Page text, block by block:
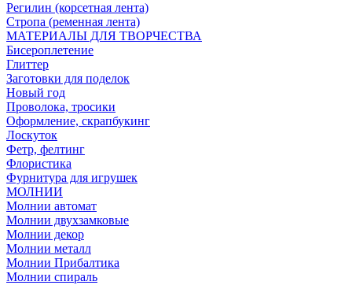
Регилин (корсетная лента)
Стропа (ременная лента)
МАТЕРИАЛЫ ДЛЯ ТВОРЧЕСТВА
Бисероплетение
Глиттер
Заготовки для поделок
Новый год
Проволока, тросики
Оформление, скрапбукинг
Лоскуток
Фетр, фелтинг
Флористика
Фурнитура для игрушек
МОЛНИИ
Молнии автомат
Молнии двухзамковые
Молнии декор
Молнии металл
Молнии Прибалтика
Молнии спираль